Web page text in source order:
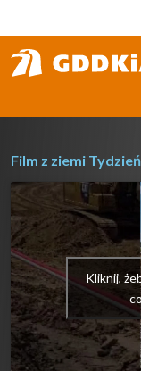
do
treści
Film z ziemi
Kliknij,